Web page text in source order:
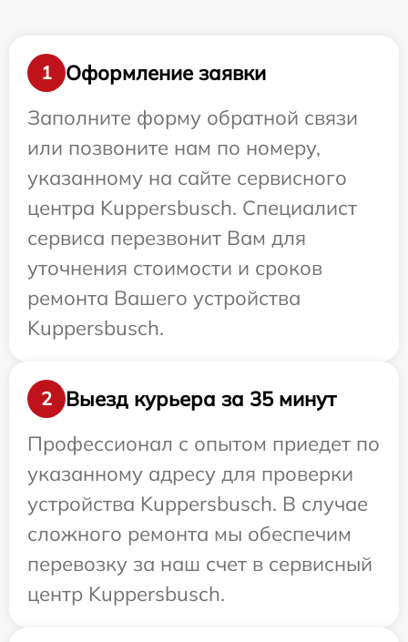
1
Оформление заявки
Заполните форму обратной связи
или позвоните нам по номеру,
указанному на сайте сервисного
центра Kuppersbusch. Специалист
сервиса перезвонит Вам для
уточнения стоимости и сроков
ремонта Вашего устройства
Kuppersbusch.
2
Выезд курьера за 35 минут
Профессионал с опытом приедет по
указанному адресу для проверки
устройства Kuppersbusch. В случае
сложного ремонта мы обеспечим
перевозку за наш счет в сервисный
центр Kuppersbusch.